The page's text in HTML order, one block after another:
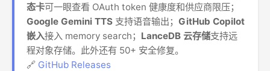
态卡可一眼查看 OAuth token 健康度和供应商限压；
Google Gemini TTS 支持语音输出； GitHub Copilot
嵌入接入 memory search； LanceDB 云存储支持远
程对象存储。此外还有 50+ 安全修复。
🔗 GitHub Releases